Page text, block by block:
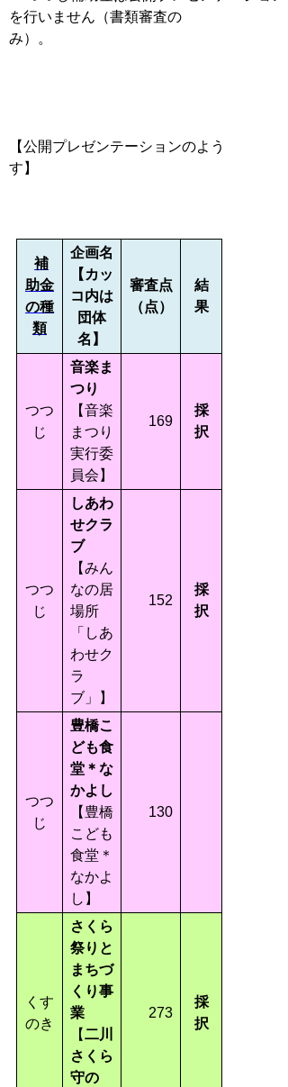
を行いません（書類審査の
み
【公開プレゼンテーションのよう
す 】
補
助金
の種
類
企画名
【カッ
コ内は
団体
名】
審査点
（点）
結
果
つつ
じ
音楽ま
つり
【音楽
まつり
実行委
員会】
169
採
択
つつ
じ
しあわ
せクラ
ブ
【みん
なの居
場所
「しあ
わせク
ラ
ブ」】
152
採
択
つつ
じ
豊橋こ
ども食
堂＊な
かよし
【豊橋
こども
食堂＊
なかよ
し】
130
くす
のき
さくら
祭りと
まちづ
くり事
業
【二川
さくら
守の
273
採
択